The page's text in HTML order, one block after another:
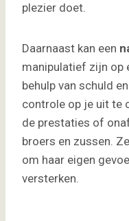
plezier doet.
Daarnaast kan een
manipulatief zijn op
behulp van schuld
controle op je uit te
de prestaties of
broers en zussen.
om haar eigen
versterken.